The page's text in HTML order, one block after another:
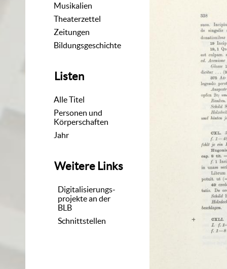
Musikalien
Theaterzettel
Zeitungen
Bildungsgeschichte
Listen
Alle Titel
Personen und
Körperschaften
Jahr
Weitere Links
Digitalisierungs-
projekte an der
BLB
Schnittstellen